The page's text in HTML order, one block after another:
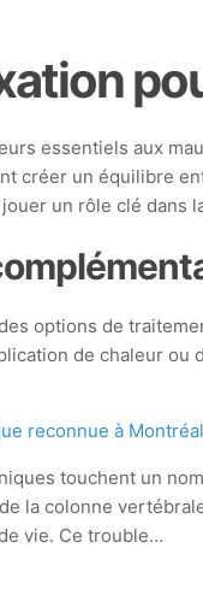
essentiels aux
créer un équilibre
un rôle clé dans
options de
de chaleur
reconnue à Montréal
touchent un
la colonne
vie. Ce trouble…